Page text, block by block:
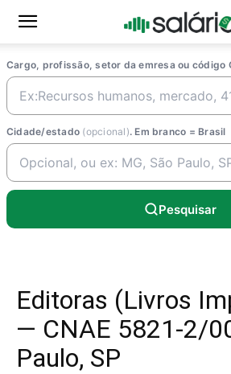
Cargo, profissão, setor da emresa ou código
Cidade/estado (opcional). Em branco = Brasil
Pesquisar
Editoras (Livros
— CNAE 5821-2/
Paulo, SP